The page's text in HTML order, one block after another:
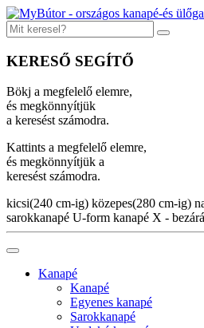
KERESŐ SEGÍTŐ
Bökj a megfelelő elemre,
és megkönnyítjük
a keresést számodra.
Kattints a megfelelő elemre,
és megkönnyítjük a
keresést számodra.
kicsi(240 cm-ig) közepes(280 cm-ig)
sarokkanapé U-form kanapé X -
Kanapé
Kanapé
Egyenes kanapé
Sarokkanapé